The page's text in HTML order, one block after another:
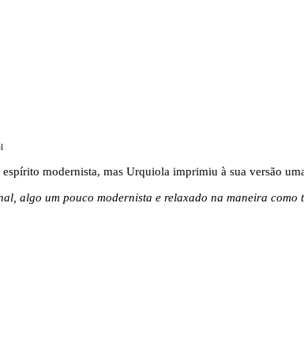
modernista, mas Urquiola imprimiu à sua versão
algo um pouco modernista e relaxado na maneira